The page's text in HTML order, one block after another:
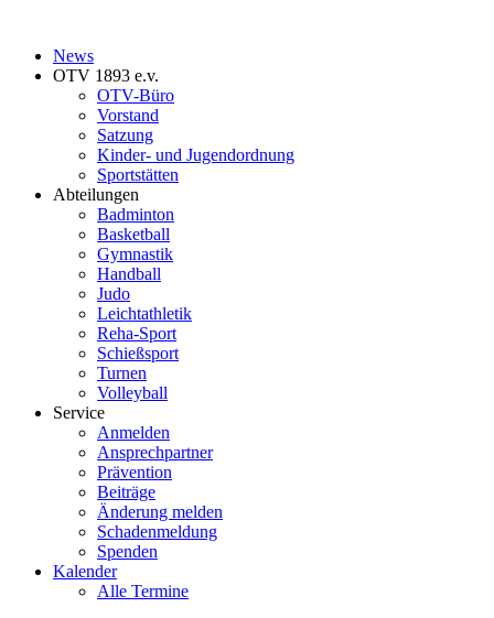
News
OTV 1893 e.v.
OTV-Büro
Vorstand
Satzung
Kinder- und Jugendordnung
Sportstätten
Abteilungen
Badminton
Basketball
Gymnastik
Handball
Judo
Leichtathletik
Reha-Sport
Schießsport
Turnen
Volleyball
Service
Anmelden
Ansprechpartner
Prävention
Beiträge
Änderung melden
Schadenmeldung
Spenden
Kalender
Alle Termine